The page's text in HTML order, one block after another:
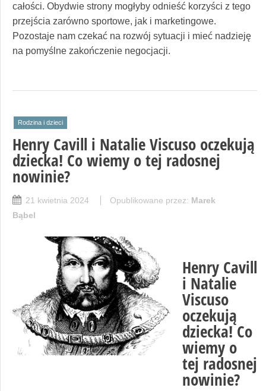
całości. Obydwie strony mogłyby odnieść korzyści z tego
przejścia zarówno sportowe, jak i marketingowe.
Pozostaje nam czekać na rozwój sytuacji i mieć nadzieję
na pomyślne zakończenie negocjacji.
Rodzina i dzieci
Henry Cavill i Natalie Viscuso oczekują
dziecka! Co wiemy o tej radosnej
nowinie?
21 kwietnia 2024 Opublikowane przez: Marek
Bąbel
Henry Cavill
i Natalie
Viscuso
oczekują
dziecka! Co
wiemy o
tej radosnej
nowinie?